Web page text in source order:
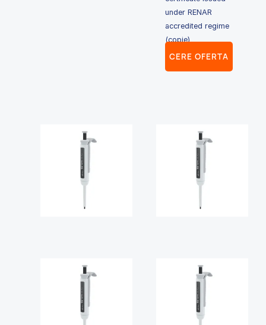
under RENAR
accredited regime
(copie)
CERE OFERTA